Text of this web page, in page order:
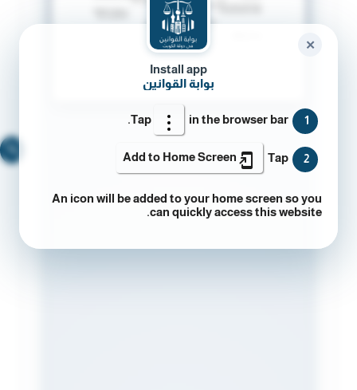
Install app
بوابة القوانين
1
Tap in the browser bar.
2
Tap
Add to Home Screen
An icon will be added to your home screen so you
can quickly access this website.
✕